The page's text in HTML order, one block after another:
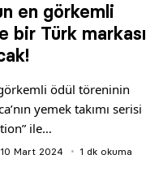
en görkemli
bir Türk markası
ödül töreninin
yemek takımı serisi
ile…
10 Mart 2024 1 dk okuma